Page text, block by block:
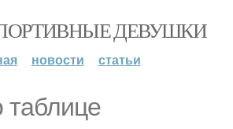
ДЕВУШКИ
новости статьи
таблице